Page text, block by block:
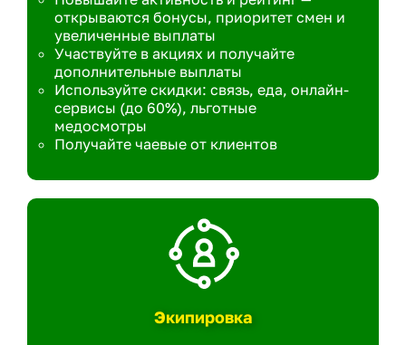
открываются бонусы, приоритет смен и
увеличенные выплаты
Участвуйте в акциях и получайте
дополнительные выплаты
Используйте скидки: связь, еда, онлайн-
сервисы (до 60%), льготные
медосмотры
Получайте чаевые от клиентов
Экипировка